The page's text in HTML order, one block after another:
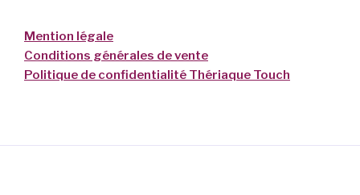
Mention légale
Conditions générales de vente
Politique de confidentialité Thériaque Touch